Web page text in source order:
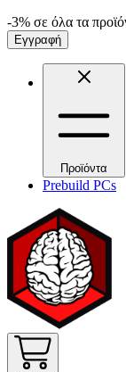
-3% σε όλα τα
Εγγραφή
Προϊόντα
Prebuild PCs